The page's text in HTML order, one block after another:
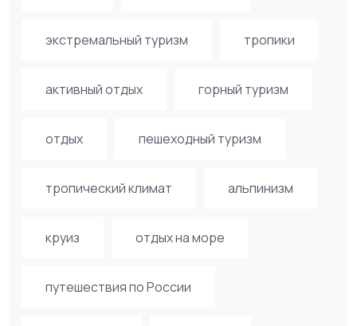
экстремальный туризм тропики
активный отдых горный туризм
отдых пешеходный туризм
тропический климат альпинизм
круиз отдых на море
путешествия по России